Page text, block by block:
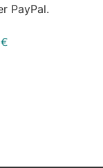
PayPal.